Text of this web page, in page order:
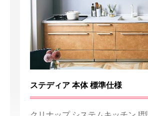
ステディア 本体 標準仕様